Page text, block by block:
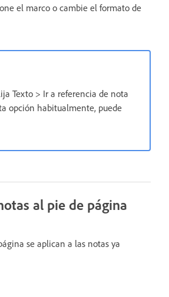
el marco o cambie el formato de
Texto > Ir a referencia de nota
opción habitualmente, puede
al pie de página
se aplican a las notas ya